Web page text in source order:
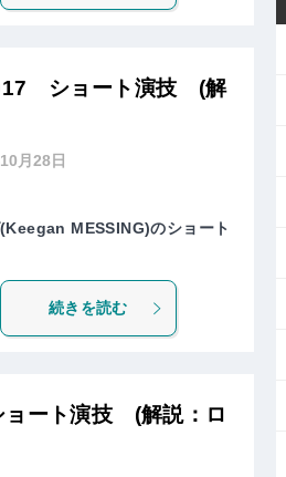
ショート演技 (解
月28日
MESSING)のショート
続きを読む
ート演技 (解説：ロ